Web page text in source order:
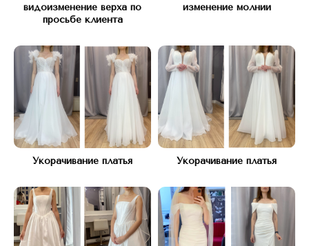
видоизменение верха по
просьбе клиента
изменение молнии
Укорачивание платья Укорачивание платья
Оставьте заявку и мы вам перезвоним
для бесплатной консультации
Я согласен с Политикой конфиденциальности
Оставить заявку